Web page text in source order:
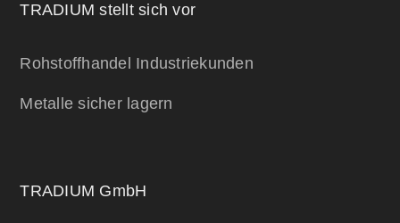
TRADIUM stellt sich vor
Rohstoffhandel Industriekunden
Metalle sicher lagern
TRADIUM GmbH